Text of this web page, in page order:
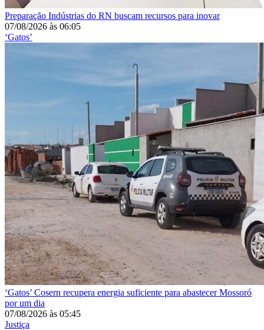
Preparação Indústrias do RN buscam recursos para inovar
07/08/2026 às 06:05
‘Gatos’
‘Gatos’ Cosern recupera energia suficiente para abastecer Mossoró
por um dia
07/08/2026 às 05:45
Justiça